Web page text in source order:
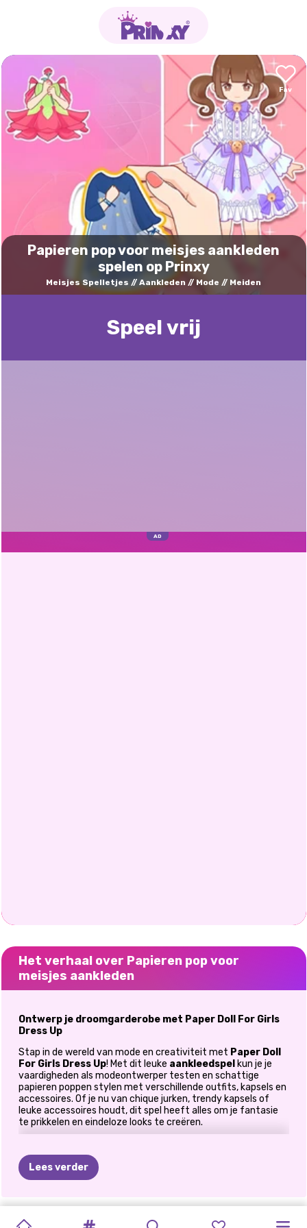
Papieren pop voor meisjes aankleden
spelen op Prinxy
Meisjes Spelletjes Aankleden Mode Meiden
Speel vrij
Het verhaal over Papieren pop voor
meisjes aankleden
Ontwerp je droomgarderobe met Paper Doll For Girls
Dress Up
Stap in de wereld van mode en creativiteit met Paper Doll
For Girls Dress Up! Met dit leuke aankleedspel kun je je
vaardigheden als modeontwerper testen en schattige
papieren poppen stylen met verschillende outfits, kapsels en
accessoires. Of je nu van chique jurken, trendy kapsels of
leuke accessoires houdt, dit spel heeft alles om je fantasie
te prikkelen en eindeloze looks te creëren.
In
Paper Doll For Girls Dress Up
eindeloos. Begin met een leeg canvas—jouw papieren pop—en
Schattige jurkjes: van bloemenprints tot elegante jurken,
Lees verder
WINTERFEE
INSTA-
LELIE
MIJN MANGA HET